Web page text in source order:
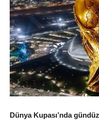
Dünya Kupası’nda